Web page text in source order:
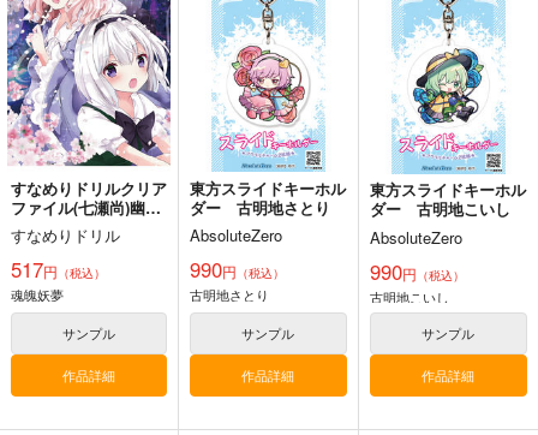
2,200円（税込）
東方Project
サンプル
カート
上海アリス幻樂団
1,760円（税込）
東方Project
サンプル
カート
Demetori
1,320円 （税込）
東方Project 博麗霊夢
サンプル
カート
すなめりドリルクリア
ファイル(七瀬尚)幽々
子＆妖夢
すなめりドリル
517円 （税込）
魂魄妖夢
サンプル
作品詳細
東方スライドキーホル
ダー 古明地さとり
AbsoluteZero
990円 （税込）
古明地さとり
サンプル
作品詳細
東方スライドキーホル
ダー 古明地こいし
AbsoluteZero
990円 （税込）
古明地こいし
サンプル
作品詳細